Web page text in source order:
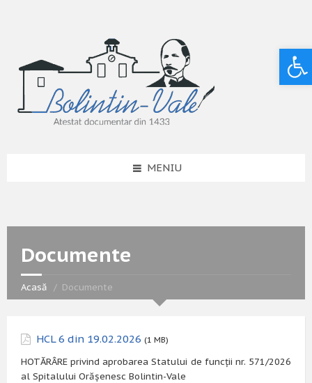
MENIU
Documente
Acasă Documente
HCL 6 din 19.02.2026 (1 MB)
HOTĂRÂRE privind aprobarea Statului de funcții nr. 571/2026
al Spitalului Orășenesc Bolintin-Vale
Deschide bara de unelte